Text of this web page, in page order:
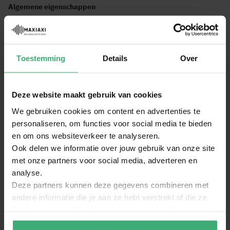
Toestemming Details Over
Deze website maakt gebruik van cookies
We gebruiken cookies om content en advertenties te
personaliseren, om functies voor social media te bieden
en om ons websiteverkeer te analyseren.
Ook delen we informatie over jouw gebruik van onze site
met onze partners voor social media, adverteren en
analyse.
Deze partners kunnen deze gegevens combineren met
andere informatie die je aan ze hebt verstrekt of die ze
services.
Algemene eigenschappen
Type standaard
EAN Code
8720105716850
Garantie
2 jaar
Engels, Nederlands, Duits, Frans,
Spaans
Bekijk alle specificaties
Dit zit er in deze set:
Vonyx Tophat Luidspreker Plateau
Vonyx WMS-02 set verstelbare speaker
muurbeugels - max. 25kg